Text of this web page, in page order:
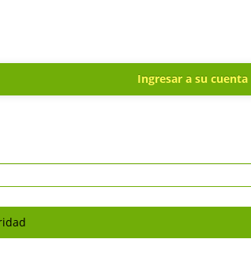
Ingresar a su cuenta